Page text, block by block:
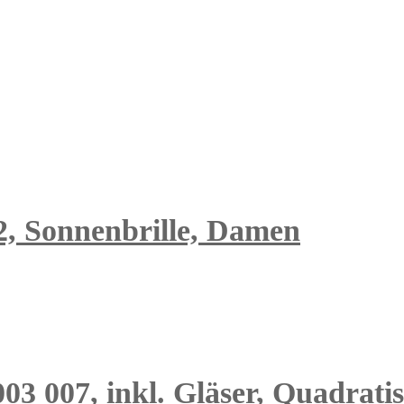
Sonnenbrille, Damen
007, inkl. Gläser,